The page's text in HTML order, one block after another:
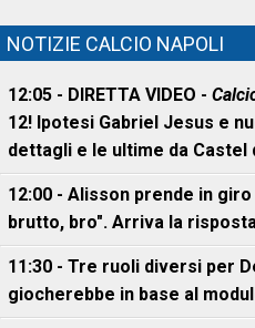
NOTIZIE CALCIO NAPOLI
12:05 - DIRETTA VIDEO -
12! Ipotesi Gabriel Jesus e
dettagli e le ultime da Castel
12:00 - Alisson prende in
brutto, bro". Arriva la
11:30 - Tre ruoli diversi per
giocherebbe in base al